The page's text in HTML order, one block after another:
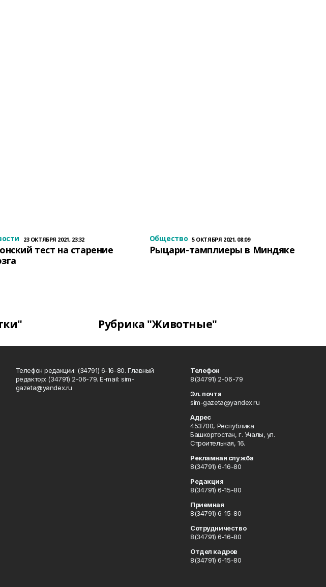
23 ОКТЯБРЯ 2021, 23:32
тест на старение
Общество 5 ОКТЯБРЯ 2021, 08:09
Рыцари-тамплиеры в Миндяке
Рубрика "Животные"
Телефон редакции: (34791) 6-16-80. Главный
редактор: (34791) 2-06-79. Е-mаil: sim-
gazeta@yandex.ru
Телефон
8(34791) 2-06-79
Эл. почта
sim-gazeta@yandex.ru
Адрес
453700, Республика
Башкортостан, г. Учалы, ул.
Строительная, 16.
Рекламная служба
8(34791) 6-16-80
Редакция
8(34791) 6-15-80
Приемная
8(34791) 6-15-80
Сотрудничество
8(34791) 6-16-80
Отдел кадров
8(34791) 6-15-80